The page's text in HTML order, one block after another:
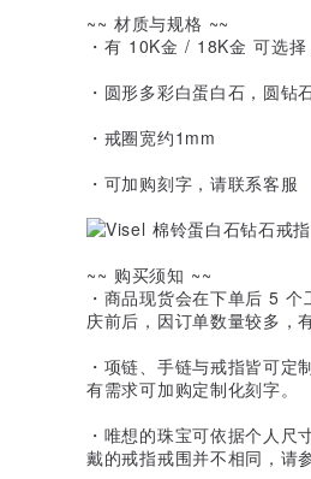
~~ 材质与规格 ~~
・有 10K金 / 18K金 可选
・圆形多彩白蛋白石，圆钻
・戒圈宽约1mm
・可加购刻字，请联系客服
~~ 购买须知 ~~
・商品现货会在下单后 5
庆前后，因订单数量较多，
・项链、手链与戒指皆可
有需求可加购定制化刻字。
・唯想的珠宝可依据个人
戴的戒指戒围并不相同，请